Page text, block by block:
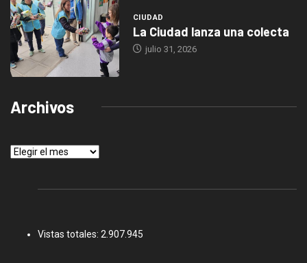
CIUDAD
La Ciudad lanza una colecta
julio 31, 2026
Archivos
Archivos
Vistas totales: 2.907.945